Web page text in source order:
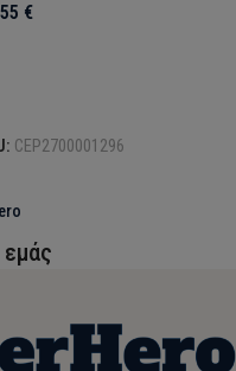
€
CEP2700001296
εμάς